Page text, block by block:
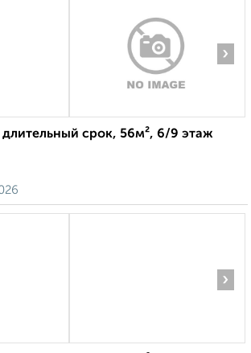
›
длительный срок, 56м², 6/9 этаж
›